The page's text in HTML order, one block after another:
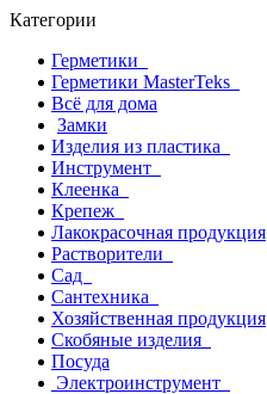
Категории
Герметики
Герметики MasterTeks
Всё для дома
Замки
Изделия из пластика
Инструмент
Клеенка
Крепеж
Лакокрасочная продукция
Растворители
Сад
Сантехника
Хозяйственная продукция
Скобяные изделия
Посуда
Электроинструмент